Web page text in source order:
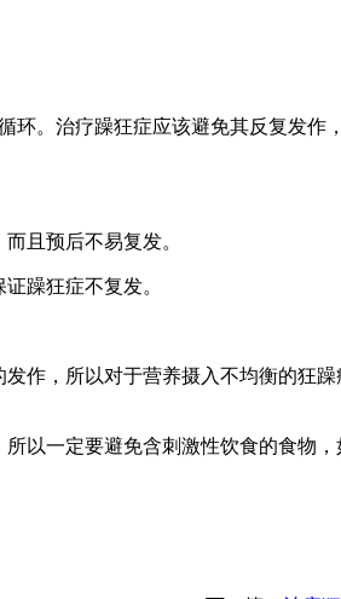
。治疗躁狂症应该避免其反复发作
且预后不易复发。
躁狂症不复发。
，所以对于营养摄入不均衡的狂躁
一定要避免含刺激性饮食的食物，